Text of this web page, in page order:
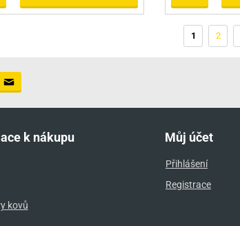
1 2
k nákupu
kovů
Můj účet
Přihlášení
Registrace